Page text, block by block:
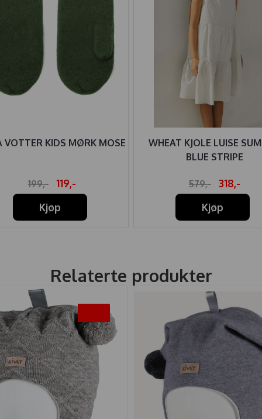
VOTTER KIDS MØRK MOSE
199,-
119,-
Kjøp
WHEAT KJOLE LUISE
BLUE STRIPE
579,-
318,-
Kjøp
Relaterte produkter